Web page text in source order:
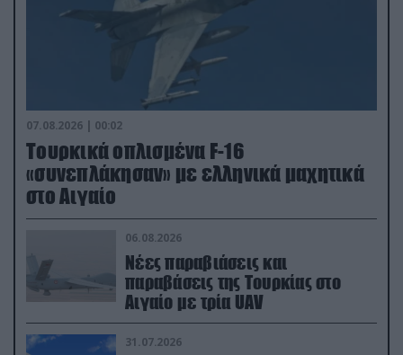
07.08.2026 | 00:02
Τουρκικά οπλισμένα F-16
«συνεπλάκησαν» με ελληνικά μαχητικά
στο Αιγαίο
06.08.2026
Νέες παραβιάσεις και
παραβάσεις της Τουρκίας στο
Αιγαίο με τρία UAV
31.07.2026